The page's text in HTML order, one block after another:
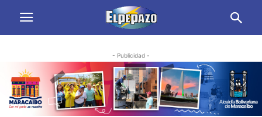
- Publicidad -